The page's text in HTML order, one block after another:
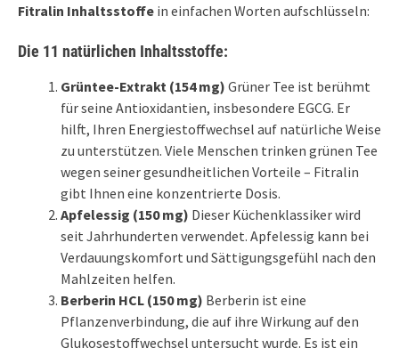
Fitralin Inhaltsstoffe in einfachen Worten aufschlüsseln:
Die 11 natürlichen Inhaltsstoffe:
Grüntee-Extrakt (154 mg) Grüner Tee ist berühmt
für seine Antioxidantien, insbesondere EGCG. Er
hilft, Ihren Energiestoffwechsel auf natürliche Weise
zu unterstützen. Viele Menschen trinken grünen Tee
wegen seiner gesundheitlichen Vorteile – Fitralin
gibt Ihnen eine konzentrierte Dosis.
Apfelessig (150 mg) Dieser Küchenklassiker wird
seit Jahrhunderten verwendet. Apfelessig kann bei
Verdauungskomfort und Sättigungsgefühl nach den
Mahlzeiten helfen.
Berberin HCL (150 mg) Berberin ist eine
Pflanzenverbindung, die auf ihre Wirkung auf den
Glukosestoffwechsel untersucht wurde. Es ist ein